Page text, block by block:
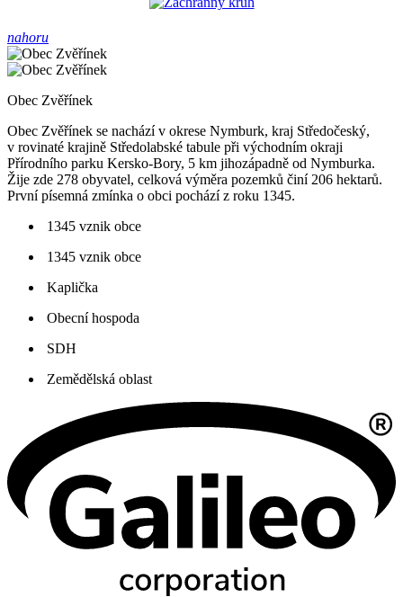
nahoru
Obec Zvěřínek
Obec Zvěřínek se nachází v okrese Nymburk, kraj Středočeský,
v rovinaté krajině Středolabské tabule při východním okraji
Přírodního parku Kersko-Bory, 5 km jihozápadně od Nymburka.
Žije zde 278 obyvatel, celková výměra pozemků činí 206 hektarů.
První písemná zmínka o obci pochází z roku 1345.
1345 vznik obce
1345 vznik obce
Kaplička
Obecní hospoda
SDH
Zemědělská oblast